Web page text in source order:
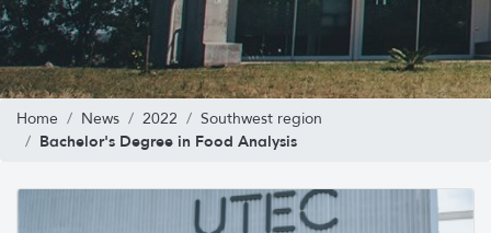
Home News 2022 Southwest region
Bachelor's Degree in Food Analysis